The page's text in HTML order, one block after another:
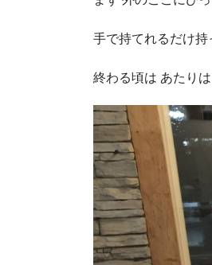
手で持てれるだけ
終わる頃は あたりは